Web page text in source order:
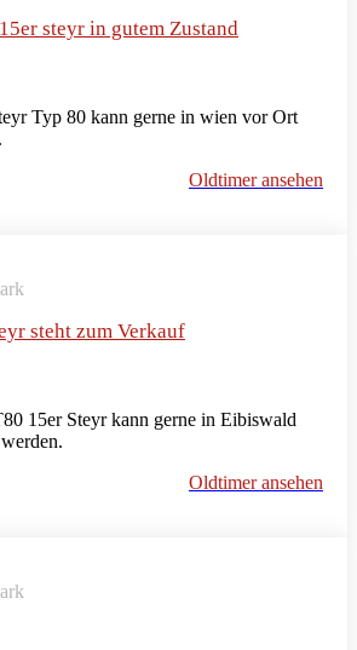
steyr in gutem Zustand
Typ 80 kann gerne in wien vor Ort
Oldtimer ansehen
steht zum Verkauf
15er Steyr kann gerne in Eibiswald
Oldtimer ansehen